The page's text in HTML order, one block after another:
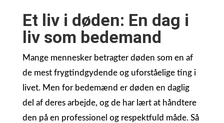
Et liv i døden: En dag i
liv som bedemand
Mange mennesker betragter døden som en af
de mest frygtindgydende og uforståelige ting i
livet. Men for bedemænd er døden en daglig
del af deres arbejde, og de har lært at håndtere
den på en professionel og respektfuld måde. Så